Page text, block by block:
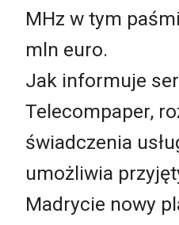
MHz w tym
mln euro.
Jak informuje
Telecompaper,
świadczenia
umożliwia
Madrycie nowy